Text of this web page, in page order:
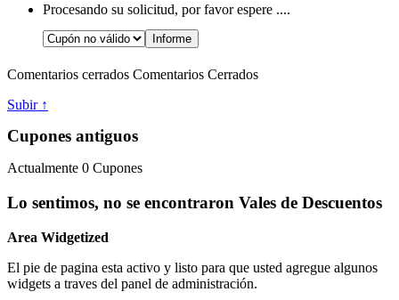
Procesando su solicitud, por favor espere ....
Comentarios cerrados Comentarios Cerrados
Subir ↑
Cupones antiguos
Actualmente 0 Cupones
Lo sentimos, no se encontraron Vales de Descuentos
Area Widgetized
El pie de pagina esta activo y listo para que usted agregue algunos
widgets a traves del panel de administración.